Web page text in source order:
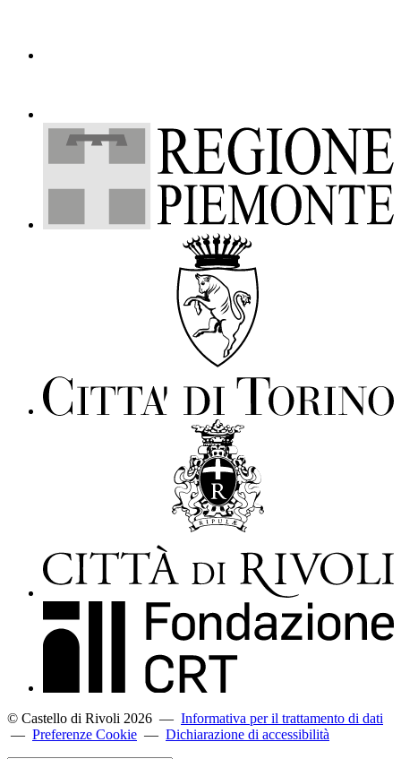
© Castello di Rivoli 2026 — Informativa per il trattamento di dati
— Preferenze Cookie — Dichiarazione di accessibilità